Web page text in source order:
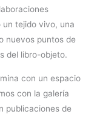
tejido vivo, una
nuevos puntos de
del libro-objeto.
con un espacio
con la galería
publicaciones de